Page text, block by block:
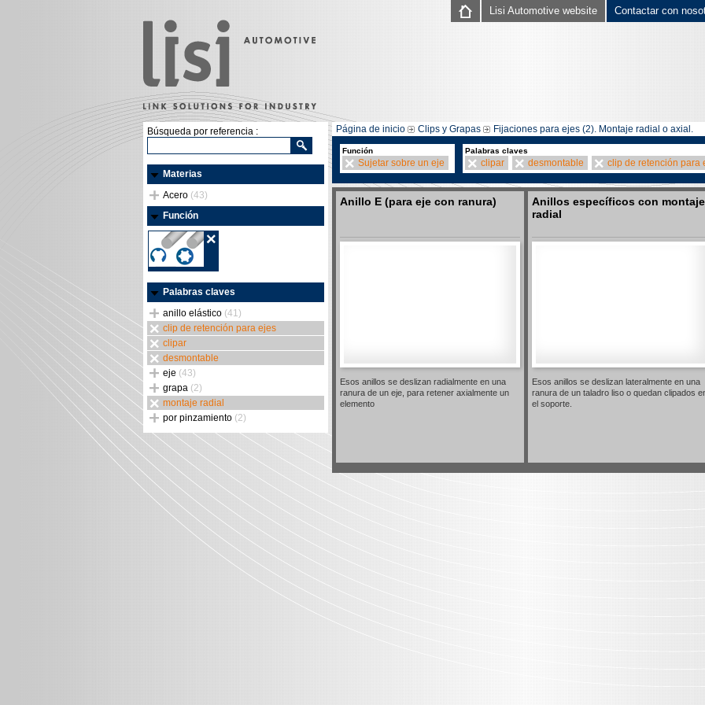
Contactar con
Lisi Automotive website
Búsqueda por referencia :
Materias
Acero (43)
Función
Palabras claves
anillo elástico (41)
clip de retención para ejes
clipar
desmontable
eje (43)
grapa (2)
montaje radial
por pinzamiento (2)
Página de inicio Clips y Grapas Fijaciones para ejes (2). Montaje radial o axial.
Función
Sujetar sobre un eje
Palabras claves
clipar desmontable clip de retención para
Anillo E (para eje con ranura)
Esos anillos se deslizan radialmente en una
ranura de un eje, para retener axialmente un
elemento
Anillos específicos con montaje
radial
Esos anillos se deslizan lateralmente en una
ranura de un taladro liso o quedan clipados
el soporte.